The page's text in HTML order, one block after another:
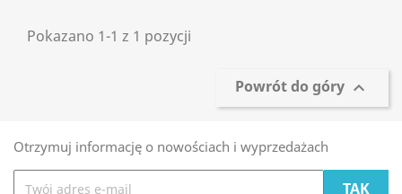
Pokazano 1-1 z 1 pozycji
Powrót do góry 
Otrzymuj informację o nowościach i wyprzedażach